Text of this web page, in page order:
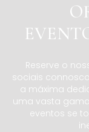
Reserve o
sociais
a máxima
uma vasta
eventos se